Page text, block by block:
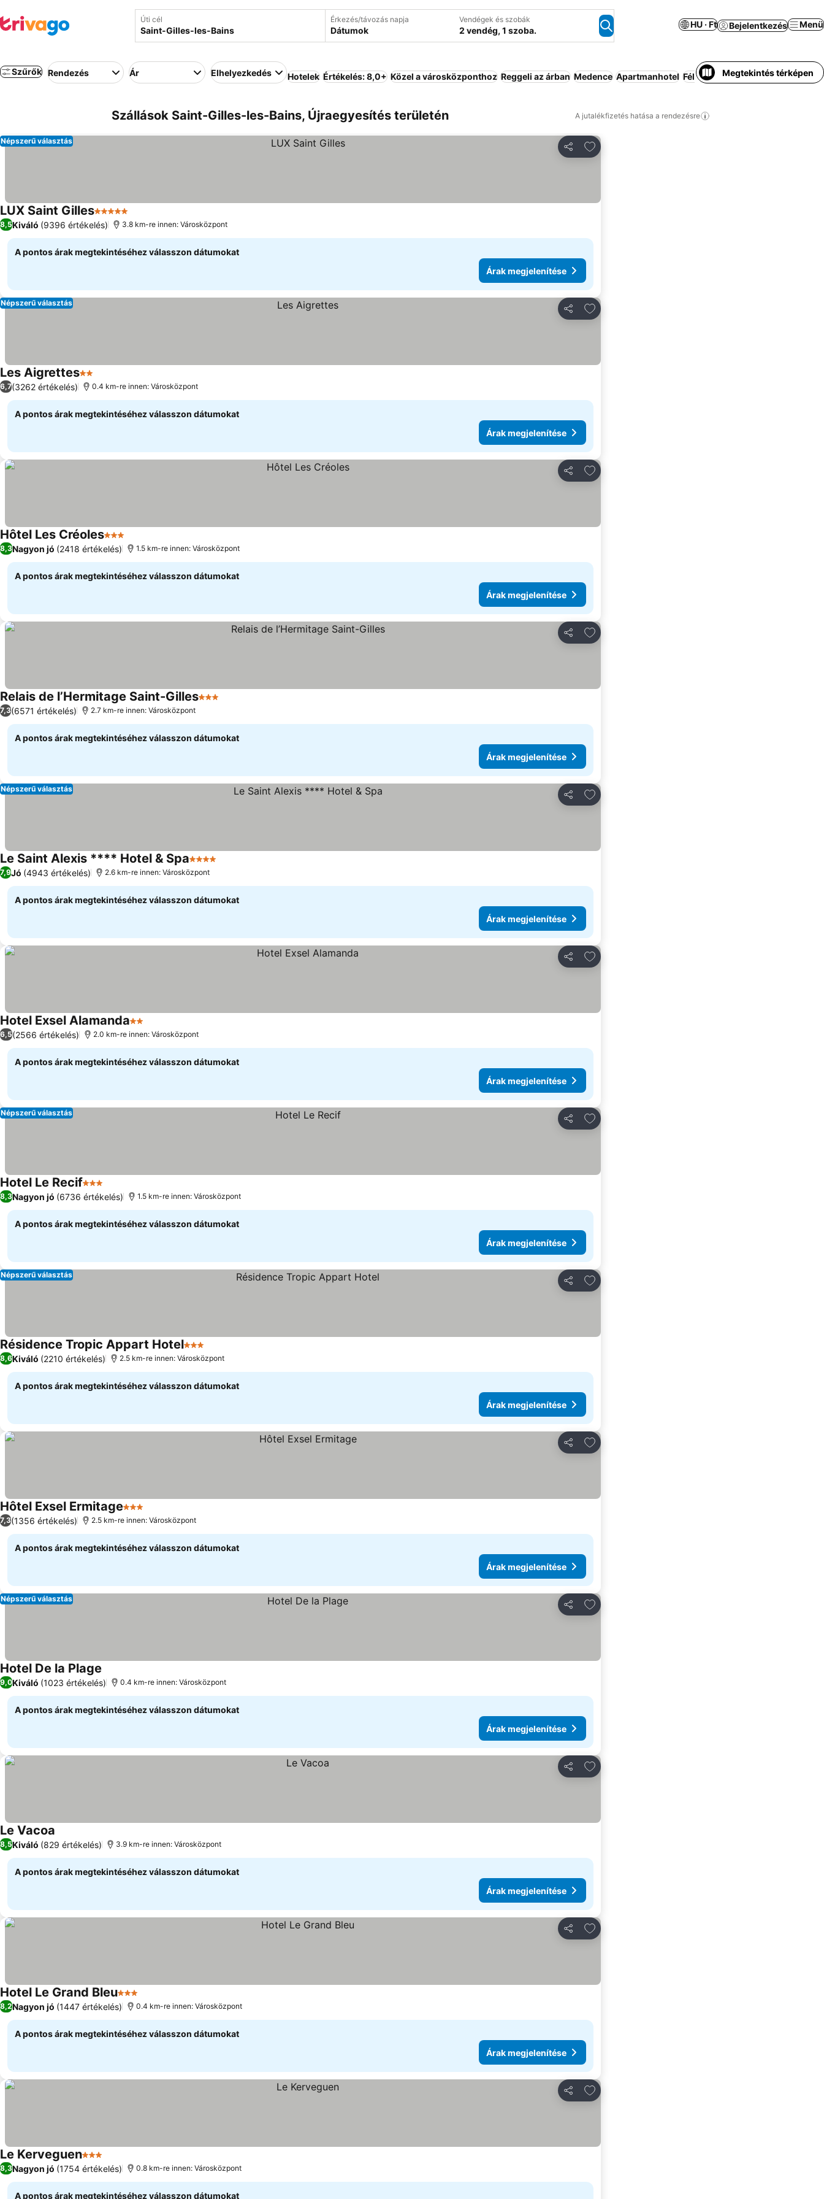
Úti cél Érkezés/távozás napja
Dátumok
Vendégek és szobák
2 vendég, 1 szoba.
HU · Ft Bejelentkezés Menü
Szűrők Rendezés Ár Elhelyezkedés Hotelek Értékelés: 8,0+ Közel a városközponthoz Reggeli az árban Medence Apartmanhotel Félpanzió Strand Kiadó ház/
Megtekintés térképen
Szállások Saint-Gilles-les-Bains, Újraegyesítés területén A jutalékfizetés hatása a rendezésre
Megosztás
Hozzáadás a kedvencekhez
Népszerű választás
LUX Saint Gilles5 Kategória
8,5Kiváló (9396 értékelés) 3.8 km-re innen: Városközpont
A pontos árak megtekintéséhez válasszon dátumokat
Árak megjelenítése
Megosztás
Hozzáadás a kedvencekhez
Népszerű választás
Les Aigrettes2 Kategória
6,7(3262 értékelés) 0.4 km-re innen: Városközpont
A pontos árak megtekintéséhez válasszon dátumokat
Árak megjelenítése
Megosztás
Hozzáadás a kedvencekhez
Hôtel Les Créoles3 Kategória
8,3Nagyon jó (2418 értékelés) 1.5 km-re innen: Városközpont
A pontos árak megtekintéséhez válasszon dátumokat
Árak megjelenítése
Megosztás
Hozzáadás a kedvencekhez
Relais de l’Hermitage Saint-Gilles3 Kategória
7,3(6571 értékelés) 2.7 km-re innen: Városközpont
A pontos árak megtekintéséhez válasszon dátumokat
Árak megjelenítése
Megosztás
Hozzáadás a kedvencekhez
Népszerű választás
Le Saint Alexis **** Hotel & Spa4 Kategória
7,9Jó (4943 értékelés) 2.6 km-re innen: Városközpont
A pontos árak megtekintéséhez válasszon dátumokat
Árak megjelenítése
Megosztás
Hozzáadás a kedvencekhez
Hotel Exsel Alamanda2 Kategória
6,5(2566 értékelés) 2.0 km-re innen: Városközpont
A pontos árak megtekintéséhez válasszon dátumokat
Árak megjelenítése
Megosztás
Hozzáadás a kedvencekhez
Népszerű választás
Hotel Le Recif3 Kategória
8,3Nagyon jó (6736 értékelés) 1.5 km-re innen: Városközpont
A pontos árak megtekintéséhez válasszon dátumokat
Árak megjelenítése
Megosztás
Hozzáadás a kedvencekhez
Népszerű választás
Résidence Tropic Appart Hotel3 Kategória
8,6Kiváló (2210 értékelés) 2.5 km-re innen: Városközpont
A pontos árak megtekintéséhez válasszon dátumokat
Árak megjelenítése
Megosztás
Hozzáadás a kedvencekhez
Hôtel Exsel Ermitage3 Kategória
7,3(1356 értékelés) 2.5 km-re innen: Városközpont
A pontos árak megtekintéséhez válasszon dátumokat
Árak megjelenítése
Megosztás
Hozzáadás a kedvencekhez
Népszerű választás
Hotel De la Plage
9,0Kiváló (1023 értékelés) 0.4 km-re innen: Városközpont
A pontos árak megtekintéséhez válasszon dátumokat
Árak megjelenítése
Megosztás
Hozzáadás a kedvencekhez
Le Vacoa
8,5Kiváló (829 értékelés) 3.9 km-re innen: Városközpont
A pontos árak megtekintéséhez válasszon dátumokat
Árak megjelenítése
Megosztás
Hozzáadás a kedvencekhez
Hotel Le Grand Bleu3 Kategória
8,2Nagyon jó (1447 értékelés) 0.4 km-re innen: Városközpont
A pontos árak megtekintéséhez válasszon dátumokat
Árak megjelenítése
Megosztás
Hozzáadás a kedvencekhez
Le Kerveguen3 Kategória
8,3Nagyon jó (1754 értékelés) 0.8 km-re innen: Városközpont
A pontos árak megtekintéséhez válasszon dátumokat